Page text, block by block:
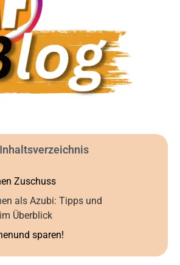
Inhaltsverzeichnis
Zuschuss
als Azubi: Tipps und
Überblick
sparen!